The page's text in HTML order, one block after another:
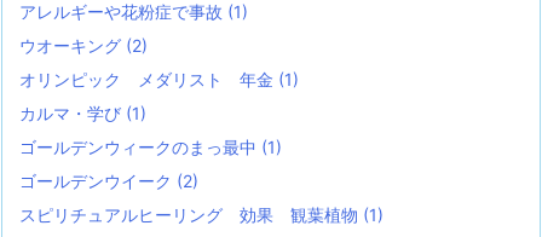
アレルギーや花粉症で事故 (1)
ウオーキング (2)
オリンピック メダリスト 年金 (1)
カルマ・学び (1)
ゴールデンウィークのまっ最中 (1)
ゴールデンウイーク (2)
スピリチュアルヒーリング 効果 観葉植物 (1)